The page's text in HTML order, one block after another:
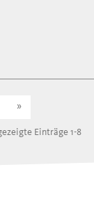
»
Einträge 1-8